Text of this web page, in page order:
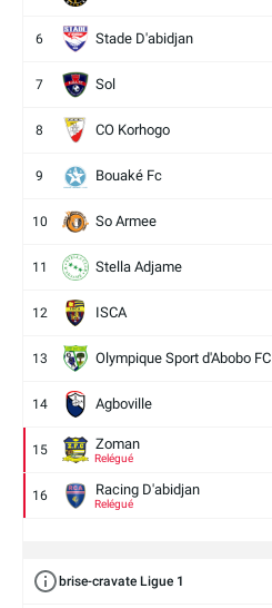
6 Stade D'abidjan
7 Sol
8 CO Korhogo
9 Bouaké Fc
10 So Armee
11 Stella Adjame
12 ISCA
13 Olympique Sport d'Abobo FC
14 Agboville
15 Zoman
Relégué
16 Racing D'abidjan
Relégué
brise-cravate Ligue 1